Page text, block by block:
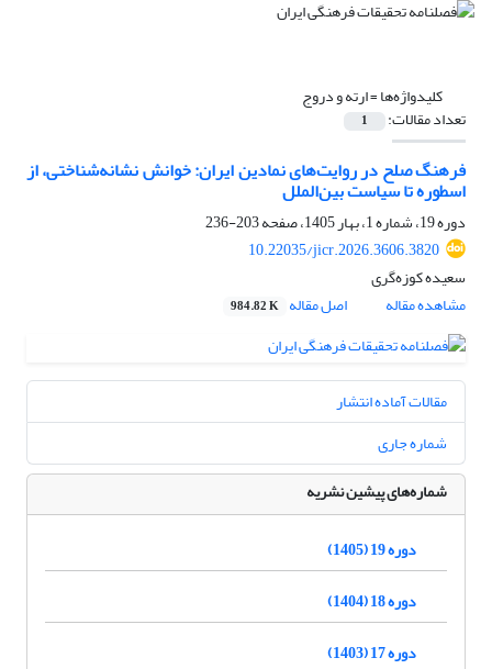
کلیدواژه‌ها =ارته و دروج
تعداد مقالات: 1
فرهنگ صلح در روایت‌های نمادین ایران: خوانش نشانه‌شناختی، از
اسطوره تا سیاست بین‌الملل
دوره 19، شماره 1، بهار 1405، صفحه
203-236
10.22035/jicr.2026.3606.3820
سعیده کوزه‌گری
مشاهده مقاله
اصل مقاله 984.82 K
مقالات آماده انتشار
شماره جاری
شماره‌های پیشین نشریه
دوره 19 (1405)
دوره 18 (1404)
دوره 17 (1403)